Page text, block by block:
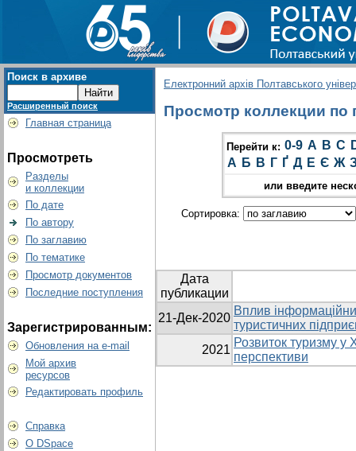
Поиск в архиве
Расширенный поиск
Главная страница
Просмотреть
Разделы
и коллекции
По дате
По автору
По заглавию
По тематике
Просмотр документов
Последние поступления
Зарегистрированным:
Обновления на e-mail
Мой архив
ресурсов
Редактировать профиль
Справка
О DSpace
Електронний архів Полтавського
Просмотр коллекции по
Перейти к: 0-9 A B C
А Б В Г Ґ Д Е Є Ж
или введите
Сортировка:
Дата
публикации
21-Дек-2020
Вплив
туристичних
2021
Розвиток туризму у
перспективи